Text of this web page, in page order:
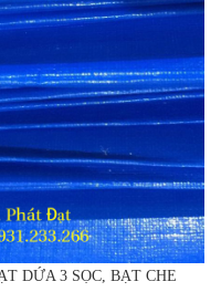
DỨA 3 SỌC, BẠT CHE